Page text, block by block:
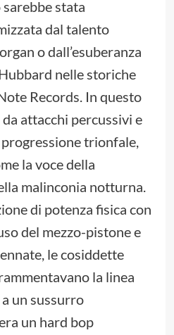
stata
dal talento
o dall’esuberanza
nelle storiche
Records. In questo
attacchi percussivi e
trionfale,
la voce della
malinconia notturna.
di potenza fisica con
del mezzo-pistone e
le cosiddette
la linea
un sussurro
un hard bop